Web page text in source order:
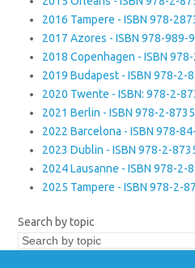
2016 Tampere - ISBN 978-
2017 Azores - ISBN 978-989-
2018 Copenhagen - ISBN
2019 Budapest - ISBN 978-2-
2020 Twente - ISBN: 978-2-
2021 Berlin - ISBN 978-2-
2022 Barcelona - ISBN 978-
2023 Dublin - ISBN 978-2-
2024 Lausanne - ISBN 978-2-
2025 Tampere - ISBN 978-2-
Search by topic